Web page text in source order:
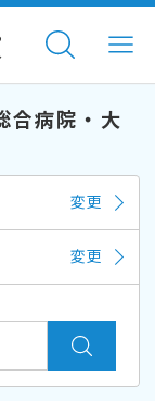
合病院・大
変更
変更